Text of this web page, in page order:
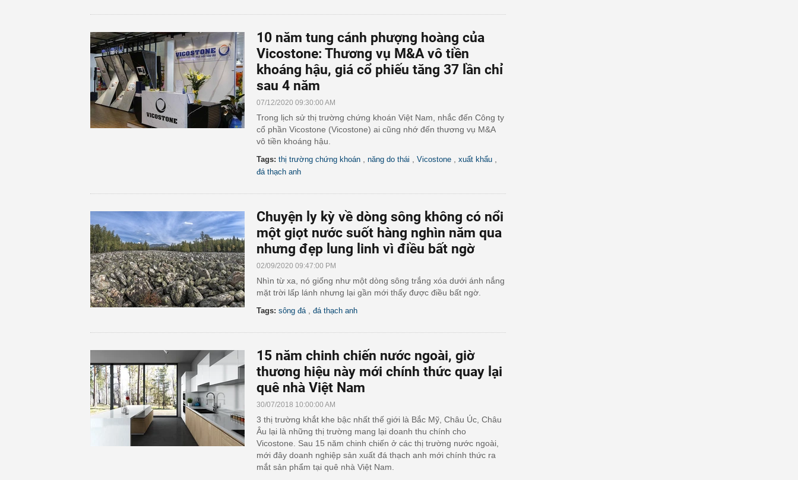
10 năm tung cánh phượng hoàng của
Vicostone: Thương vụ M&A vô tiền
khoáng hậu, giá cổ phiếu tăng 37 lần chỉ
sau 4 năm
07/12/2020 09:30:00 AM
Trong lịch sử thị trường chứng khoán Việt Nam, nhắc đến Công ty
cổ phần Vicostone (Vicostone) ai cũng nhớ đến thương vụ M&A
vô tiền khoáng hậu.
Tags: thị trường chứng khoán năng do thái Vicostone xuất khẩu
đá thạch anh
Chuyện ly kỳ về dòng sông không có nổi
một giọt nước suốt hàng nghìn năm qua
nhưng đẹp lung linh vì điều bất ngờ
02/09/2020 09:47:00 PM
Nhìn từ xa, nó giống như một dòng sông trắng xóa dưới ánh nắng
mặt trời lấp lánh nhưng lại gần mới thấy được điều bất ngờ.
Tags: sông đá đá thạch anh
15 năm chinh chiến nước ngoài, giờ
thương hiệu này mới chính thức quay lại
quê nhà Việt Nam
30/07/2018 10:00:00 AM
3 thị trường khắt khe bậc nhất thế giới là Bắc Mỹ, Châu Úc, Châu
Âu lại là những thị trường mang lại doanh thu chính cho
Vicostone. Sau 15 năm chinh chiến ở các thị trường nước ngoài,
mới đây doanh nghiệp sản xuất đá thạch anh mới chính thức ra
mắt sản phẩm tại quê nhà Việt Nam.